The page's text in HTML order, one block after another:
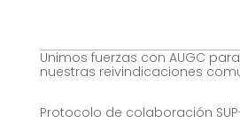
Unimos fuerzas con AUGC
nuestras reivindicaciones
Protocolo de colaboración SUP-